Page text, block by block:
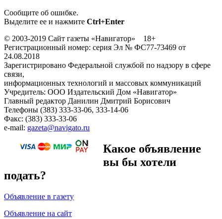
Сообщите об ошибке.
Выделите ее и нажмите Ctrl+Enter
© 2003-2019 Сайт газеты «Навигатор» 18+
Регистрационный номер: серия Эл № ФС77-73469 от
24.08.2018
Зарегистрировано Федеральной службой по надзору в сфере
связи,
информационных технологий и массовых коммуникаций
Учредитель: ООО Издательский Дом «Навигатор»
Главный редактор Данилин Дмитрий Борисович
Телефоны (383) 333-33-06, 333-14-06
Факс: (383) 333-33-06
e-mail: gazeta@navigato.ru
Какое объявление
вы бы хотели
подать?
Объявление в газету
Объявление на сайт